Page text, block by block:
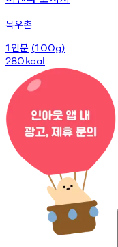
목우촌
1 인분 (100g)
280kcal